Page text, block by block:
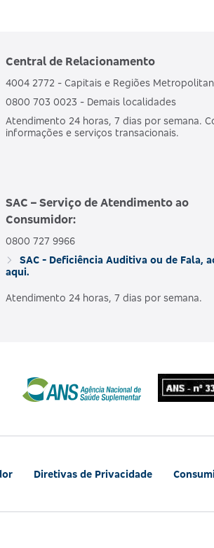
Central de Relacionamento
4004 2772 - Capitais e Regiões
0800 703 0023 - Demais localidades
Atendimento 24 horas, 7 dias por semana.
informações e serviços transacionais.
SAC – Serviço de Atendimento ao
Consumidor:
0800 727 9966
SAC - Deficiência Auditiva ou de Fala,
aqui.
Atendimento 24 horas, 7 dias por semana.
Diretivas de Privacidade